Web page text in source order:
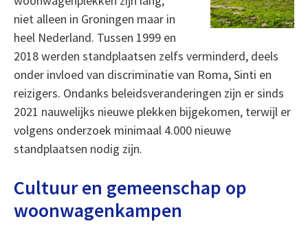
niet alleen in Groningen maar in
heel Nederland. Tussen 1999 en
2018 werden standplaatsen zelfs verminderd, deels
onder invloed van discriminatie van Roma, Sinti en
reizigers. Ondanks beleidsveranderingen zijn er sinds
2021 nauwelijks nieuwe plekken bijgekomen, terwijl er
volgens onderzoek minimaal 4.000 nieuwe
standplaatsen nodig zijn.
Cultuur en gemeenschap op
woonwagenkampen